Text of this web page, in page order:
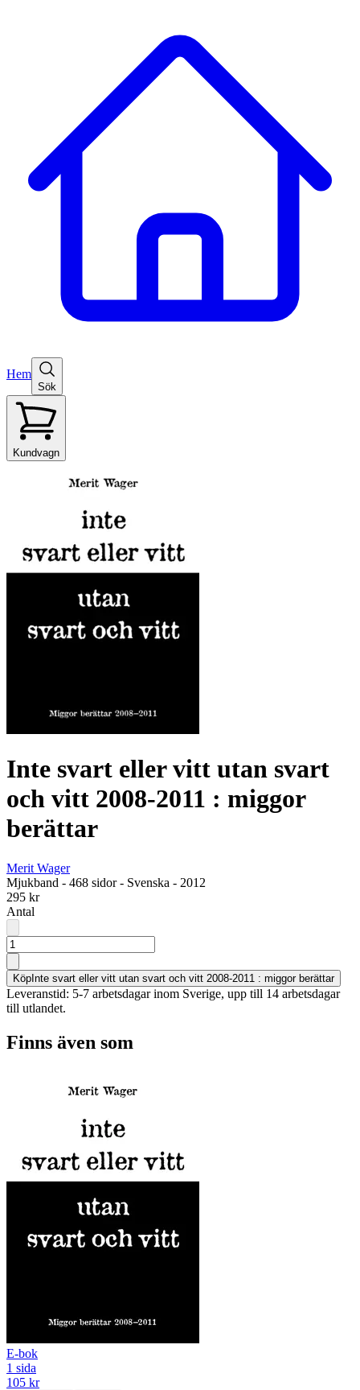
Hem
Sök
Kundvagn
Inte svart eller vitt utan svart
och vitt 2008-2011 : miggor
berättar
Merit Wager
Mjukband - 468 sidor- Svenska - 2012
295 kr
Antal
Köp Inte svart eller vitt utan svart och vitt 2008-2011 : miggor berättar
Leveranstid: 5-7 arbetsdagar inom Sverige, upp till 14 arbetsdagar
till utlandet.
Finns även som
E-bok
1 sida
105 kr